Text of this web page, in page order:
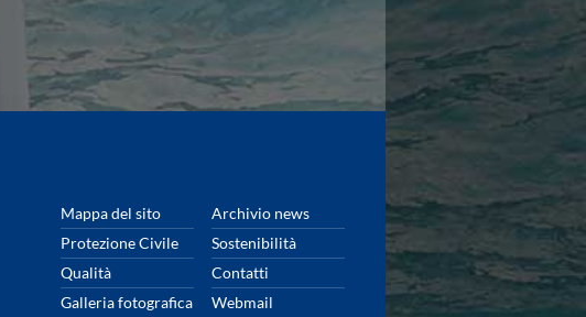
Mappa del sito
Archivio news
Protezione Civile
Sostenibilità
Qualità
Contatti
Galleria fotografica
Webmail